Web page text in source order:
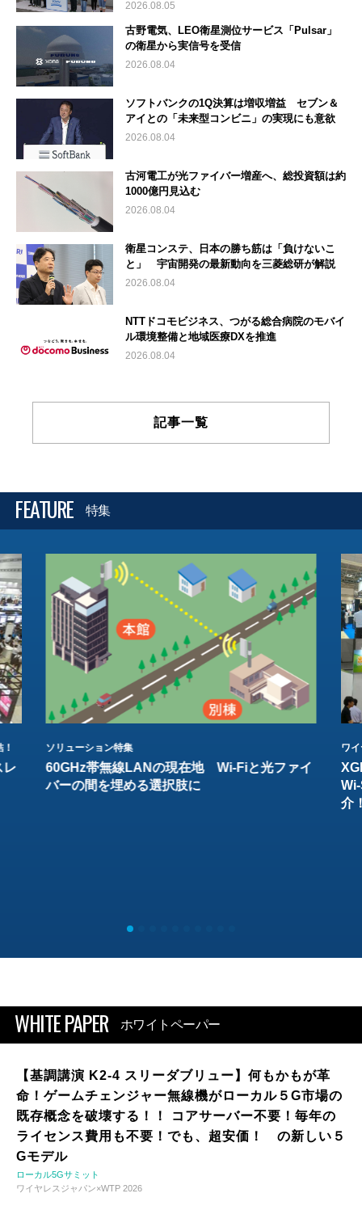
2026.08.05
古野電気、LEO衛星測位サービス「Pulsar」
の衛星から実信号を受信
2026.08.04
ソフトバンクの1Q決算は増収増益 セブン＆
アイとの「未来型コンビニ」の実現にも意欲
2026.08.04
古河電工が光ファイバー増産へ、総投資額は約
1000億円見込む
2026.08.04
衛星コンステ、日本の勝ち筋は「負けないこ
と」 宇宙開発の最新動向を三菱総研が解説
2026.08.04
NTTドコモビジネス、つがる総合病院のモバイ
ル環境整備と地域医療DXを推進
2026.08.04
記事一覧
FEATURE 特集
レ
ソリューション特集
60GHz帯無線LANの現在地 Wi-Fiと光ファイ
バーの間を埋める選択肢に
ワ
介
WHITE PAPER ホワイトペーパー
【基調講演 K2-4 スリーダブリュー】何もかもが革
命！ゲームチェンジャー無線機がローカル５G市場の
既存概念を破壊する！！ コアサーバー不要！毎年の
ライセンス費用も不要！でも、超安価！ の新しい５
Gモデル
ローカル5Gサミット
ワイヤレスジャパン×WTP 2026